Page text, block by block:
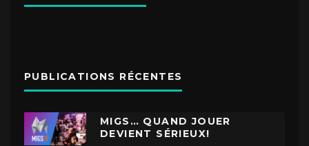
PUBLICATIONS RÉCENTES
MIGS… QUAND JOUER
DEVIENT SÉRIEUX!